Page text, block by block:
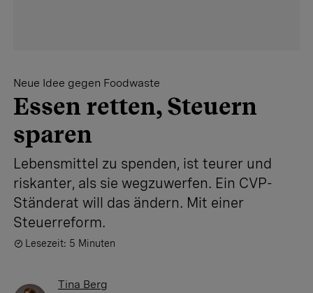
Neue Idee gegen Foodwaste
Essen retten, Steuern
sparen
Lebensmittel zu spenden, ist teurer und
riskanter, als sie wegzuwerfen. Ein CVP-
Ständerat will das ändern. Mit einer
Steuerreform.
Lesezeit: 5 Minuten
Tina Berg